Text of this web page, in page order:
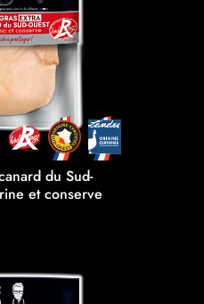
du Sud-
et conserve